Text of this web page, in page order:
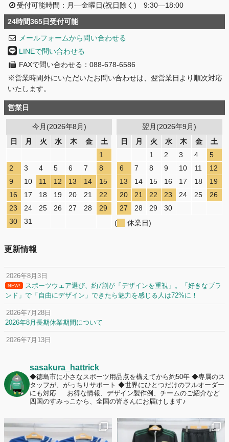
受付可能時間：月―金曜日(祝日除く) 9:30―18:00
24時間365日受付可能
メールフォームから問い合わせる
LINEで問い合わせる
FAXで問い合わせる：088-678-6586
※営業時間外にいただいたお問い合わせは、翌営業日より順次対応
いたします。
営業日
今月(2026年8月)
日
月 火 水 木 金
土
1
2
3 4 5 6 7
8
9
10 11 12 13 14
15
16
17 18 19 20 21
22
23
24 25 26 27 28
29
30
31
翌月(2026年9月)
日
月 火 水 木 金
土
1
2 3 4
5
6
7 8 9 10 11
12
13
14 15 16 17 18
19
20
21 22 23 24 25
26
27
28 29
30
(
休業日)
更新情報
2026年8月3日
NEW!
スポーツウェア選び、約7割が「デザインを重視」。「好きなブラ
ンド」で「自由にデザイン」できたら魅力を感じる人は72%に！
2026年7月28日
2026年8月長期休業期間について
2026年7月13日
2026年7月2日
名前入りユニフォームで子どもの自信が「プラスになった」と感じた保
護者は約67%！「やや高いと感じたが納得して購入した」と価値を実感
する声も32.7%に！
応援ユニフォーム、約53％が「会場に一体感があってよい」と回答。チ
ームへの愛情が伝わる応援スタイルとは？
sasakura_hattrick
◆徳島市に小さなスポーツ用品点を構えてから約50年 ◆専属のス
タッフが、がっちりサポート ◆世界にひとつだけのフルオーダー
にも対応
お得な情報、デザイン製作例、チームのご紹介など
四国のすみっこから、全国の皆さんにお届けします♪